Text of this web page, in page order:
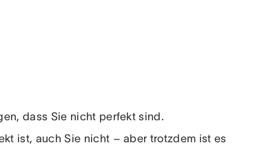
dass Sie nicht perfekt sind.
ist, auch Sie nicht – aber trotzdem ist es